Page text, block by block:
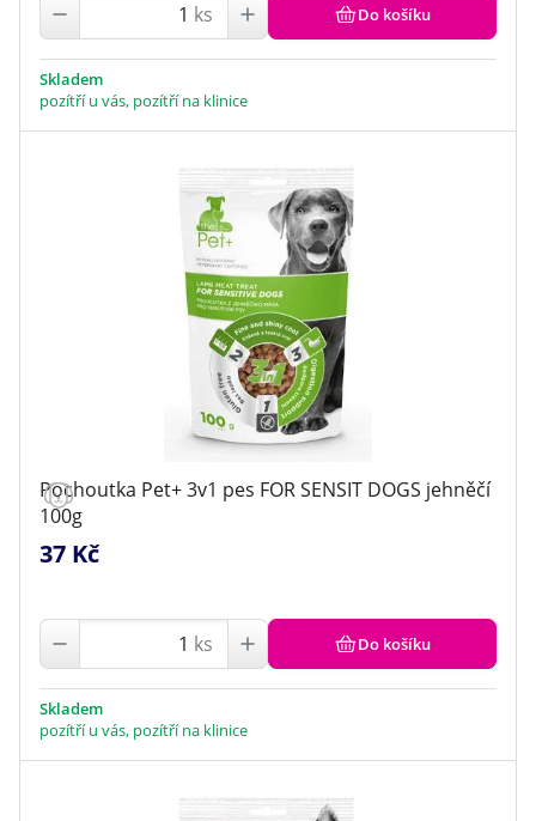
ks Do košíku
Skladem
pozítří u vás, pozítří na klinice
Pochoutka Pet+ 3v1 pes FOR SENSIT DOGS jehněčí
100g
37 Kč
ks Do košíku
Skladem
pozítří u vás, pozítří na klinice